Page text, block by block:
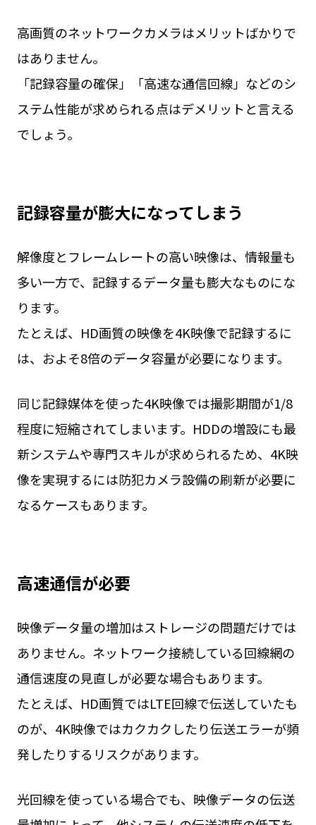
高画質のネットワークカメラはメリットばかりで
はありません。
「記録容量の確保」「高速な通信回線」などのシ
ステム性能が求められる点はデメリットと言える
でしょう。
記録容量が膨大になってしまう
解像度とフレームレートの高い映像は、情報量も
多い一方で、記録するデータ量も膨大なものにな
ります。
たとえば、HD画質の映像を4K映像で記録するに
は、およそ8倍のデータ容量が必要になります。
同じ記録媒体を使った4K映像では撮影期間が1/8
程度に短縮されてしまいます。HDDの増設にも最
新システムや専門スキルが求められるため、4K映
像を実現するには防犯カメラ設備の刷新が必要に
なるケースもあります。
高速通信が必要
映像データ量の増加はストレージの問題だけでは
ありません。ネットワーク接続している回線網の
通信速度の見直しが必要な場合もあります。
たとえば、HD画質ではLTE回線で伝送していたも
のが、4K映像ではカクカクしたり伝送エラーが頻
発したりするリスクがあります。
光回線を使っている場合でも、映像データの伝送